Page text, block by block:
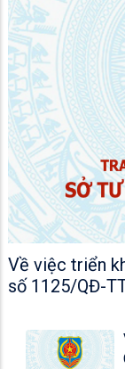
Về việc triển
số 1125/QĐ-